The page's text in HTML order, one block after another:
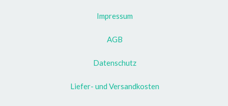
Impressum
AGB
Datenschutz
Liefer- und Versandkosten